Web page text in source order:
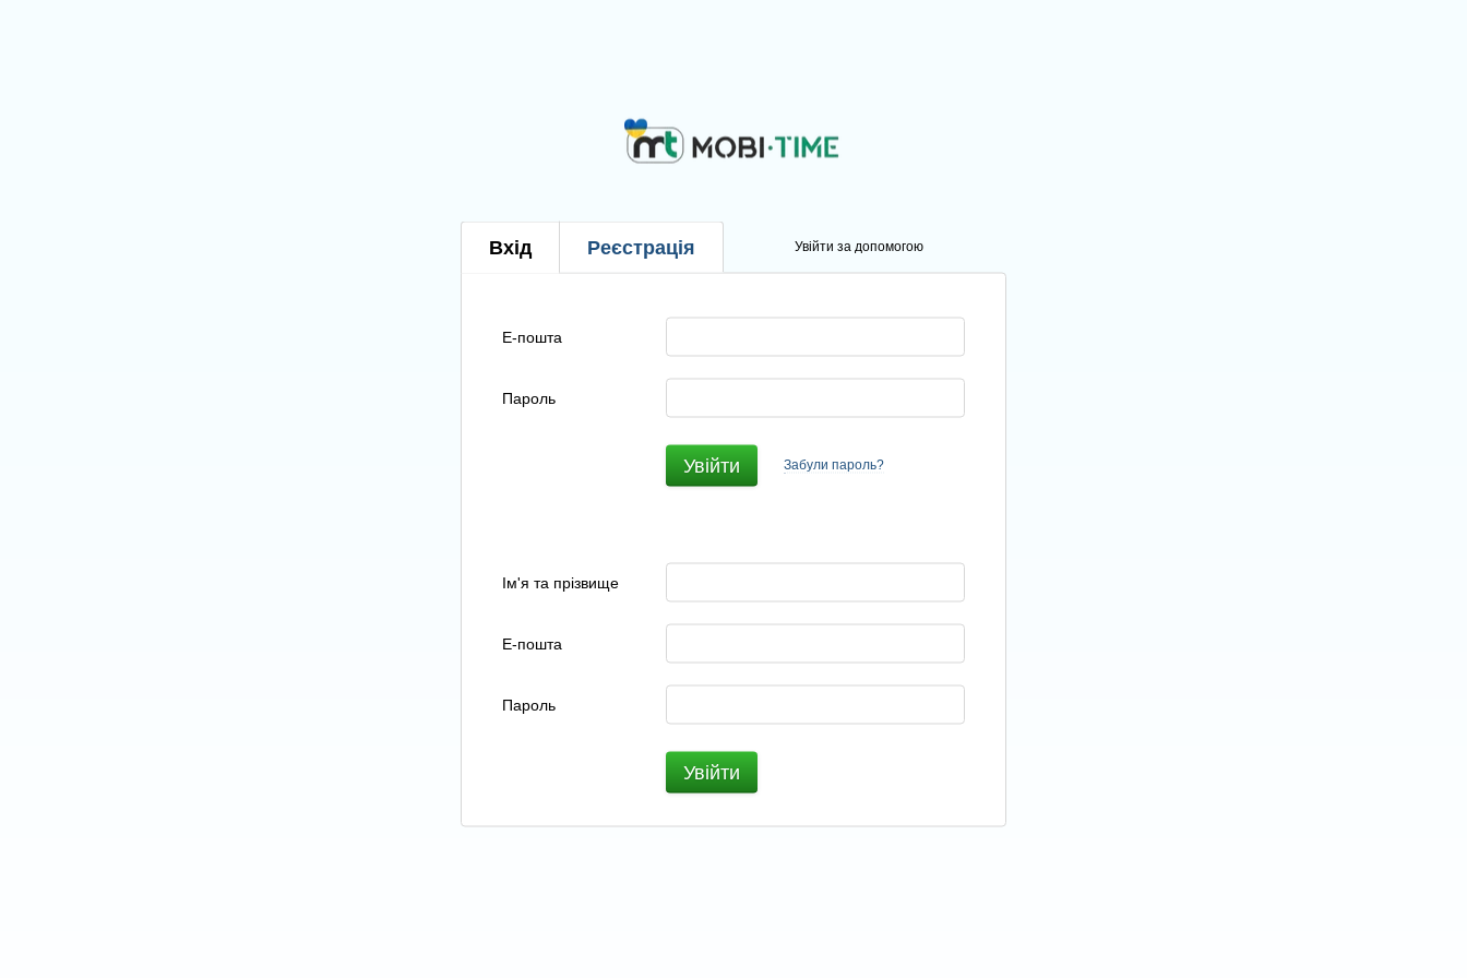
Вхід Реєстрація Увійти за допомогою
Е-пошта
Пароль
Увійти Забули пароль?
Ім'я та прізвище
Е-пошта
Пароль
Увійти